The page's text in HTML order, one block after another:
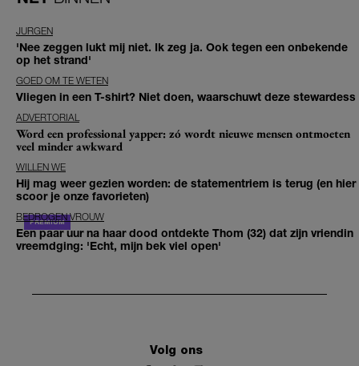
JURGEN
'Nee zeggen lukt mij niet. Ik zeg ja. Ook tegen een onbekende
op het strand'
GOED OM TE WETEN
Vliegen in een T-shirt? Niet doen, waarschuwt deze stewardess
ADVERTORIAL
Word een professional yapper: zó wordt nieuwe mensen ontmoeten
veel minder awkward
WILLEN WE
Hij mag weer gezien worden: de statementriem is terug (en hier
scoor je onze favorieten)
BEDROGEN VROUW
Een paar uur na haar dood ontdekte Thom (32) dat zijn vriendin
vreemdging: 'Echt, mijn bek viel open'
Volg ons